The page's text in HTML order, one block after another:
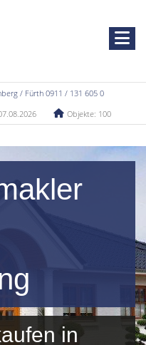
/ Fürth 0911 / 131 605 0
Objekte: 100
in